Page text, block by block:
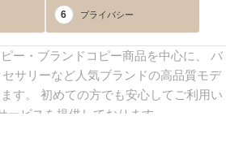
6 プライバシー
ー・ブランドコピー商品を中心に、 バ
サリーなど人気ブランドの高品質モデ
す。 初めての方でも安心してご利用い
ービスを提供しております。